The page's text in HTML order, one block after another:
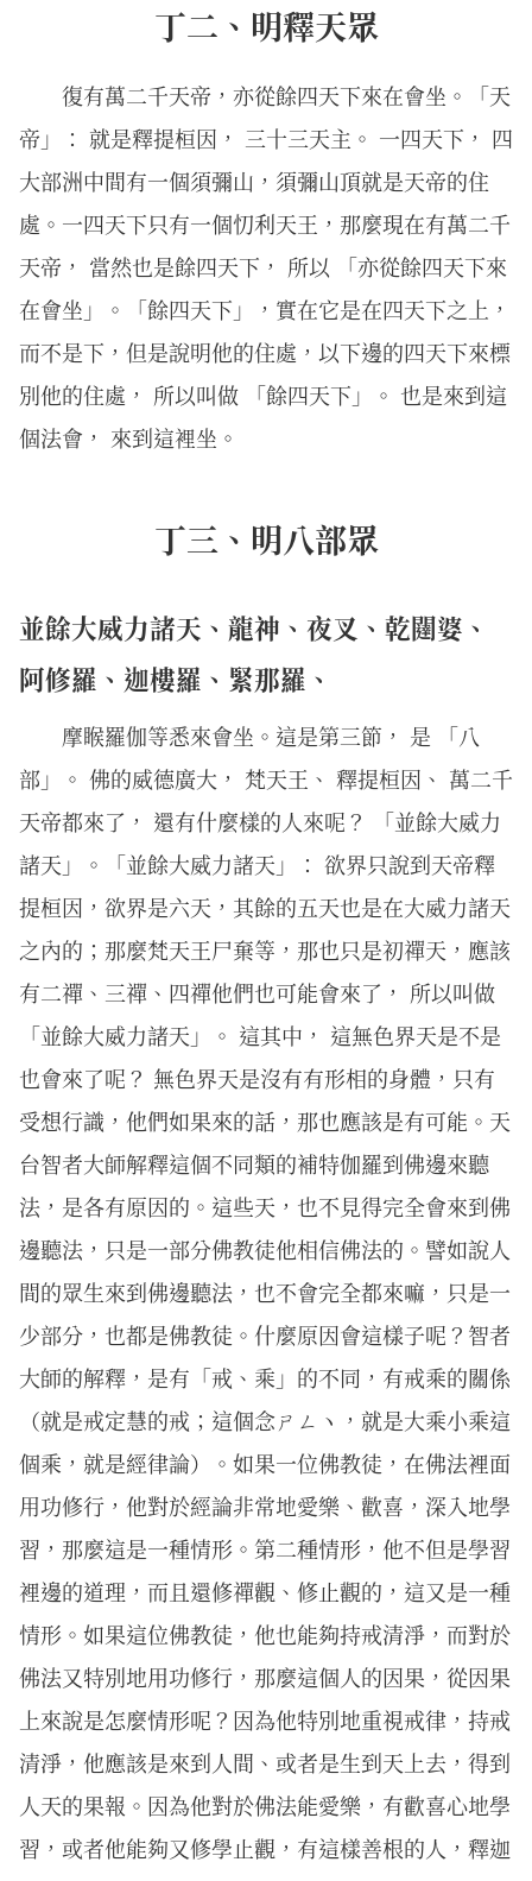
丁二、明釋天眾
復有萬二千天帝，亦從餘四天下來在會坐。「天
帝」： 就是釋提桓因， 三十三天主。 一四天下， 四
大部洲中間有一個須彌山，須彌山頂就是天帝的住
處。一四天下只有一個忉利天王，那麼現在有萬二千
天帝， 當然也是餘四天下， 所以 「亦從餘四天下來
在會坐」。「餘四天下」，實在它是在四天下之上，
而不是下，但是說明他的住處，以下邊的四天下來標
別他的住處， 所以叫做 「餘四天下」。 也是來到這
個法會， 來到這裡坐。
丁三、明八部眾
並餘大威力諸天、龍神、夜叉、乾闥婆、
阿修羅、迦樓羅、緊那羅、
摩睺羅伽等悉來會坐。這是第三節， 是 「八
部」。 佛的威德廣大， 梵天王、 釋提桓因、 萬二千
天帝都來了， 還有什麼樣的人來呢？ 「並餘大威力
諸天」。「並餘大威力諸天」： 欲界只說到天帝釋
提桓因，欲界是六天，其餘的五天也是在大威力諸天
之內的；那麼梵天王尸棄等，那也只是初禪天，應該
有二禪、三禪、四禪他們也可能會來了， 所以叫做
「並餘大威力諸天」。 這其中， 這無色界天是不是
也會來了呢？ 無色界天是沒有有形相的身體，只有
受想行識，他們如果來的話，那也應該是有可能。天
台智者大師解釋這個不同類的補特伽羅到佛邊來聽
法，是各有原因的。這些天，也不見得完全會來到佛
邊聽法，只是一部分佛教徒他相信佛法的。譬如說人
間的眾生來到佛邊聽法，也不會完全都來嘛，只是一
少部分，也都是佛教徒。什麼原因會這樣子呢？智者
大師的解釋，是有「戒、乘」的不同，有戒乘的關係
（就是戒定慧的戒；這個念ㄕㄥヽ，就是大乘小乘這
個乘，就是經律論）。如果一位佛教徒，在佛法裡面
用功修行，他對於經論非常地愛樂、歡喜，深入地學
習，那麼這是一種情形。第二種情形，他不但是學習
裡邊的道理，而且還修禪觀、修止觀的，這又是一種
情形。如果這位佛教徒，他也能夠持戒清淨，而對於
佛法又特別地用功修行，那麼這個人的因果，從因果
上來說是怎麼情形呢？因為他特別地重視戒律，持戒
清淨，他應該是來到人間、或者是生到天上去，得到
人天的果報。因為他對於佛法能愛樂，有歡喜心地學
習，或者他能夠又修學止觀，有這樣善根的人，釋迦